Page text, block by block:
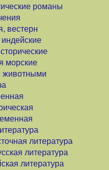
романы
вестерн
морские
животными
литература
литература
литература